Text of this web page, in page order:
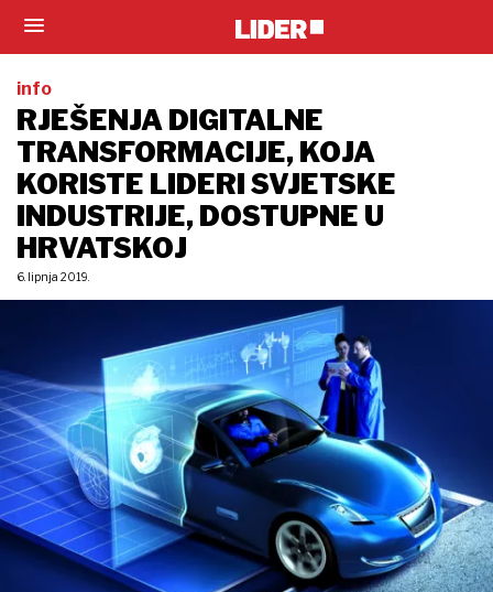
info
RJEŠENJA DIGITALNE
TRANSFORMACIJE, KOJA
KORISTE LIDERI SVJETSKE
INDUSTRIJE, DOSTUPNE U
HRVATSKOJ
6. lipnja 2019.